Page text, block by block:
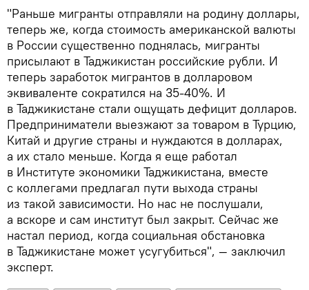
"Раньше мигранты отправляли на родину доллары,
теперь же, когда стоимость американской валюты
в России существенно поднялась, мигранты
присылают в Таджикистан российские рубли. И
теперь заработок мигрантов в долларовом
эквиваленте сократился на 35-40%. И
в Таджикистане стали ощущать дефицит долларов.
Предприниматели выезжают за товаром в Турцию,
Китай и другие страны и нуждаются в долларах,
а их стало меньше. Когда я еще работал
в Институте экономики Таджикистана, вместе
с коллегами предлагал пути выхода страны
из такой зависимости. Но нас не послушали,
а вскоре и сам институт был закрыт. Сейчас же
настал период, когда социальная обстановка
в Таджикистане может усугубиться", — заключил
эксперт.